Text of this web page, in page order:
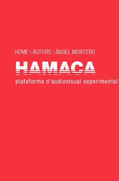
HOME \AUTORS \ÁNGEL MONTERO